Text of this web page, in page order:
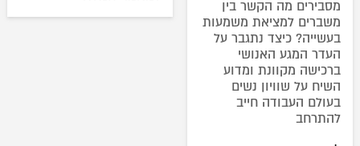
מסבירים מה הקשר בין
משברים למציאת משמעות
בעשייה? כיצד נתגבר על
העדר המגע האנושי
ברכישה מקוונת ומדוע
השיח על שוויון נשים
בעולם העבודה חייב
להתרחב